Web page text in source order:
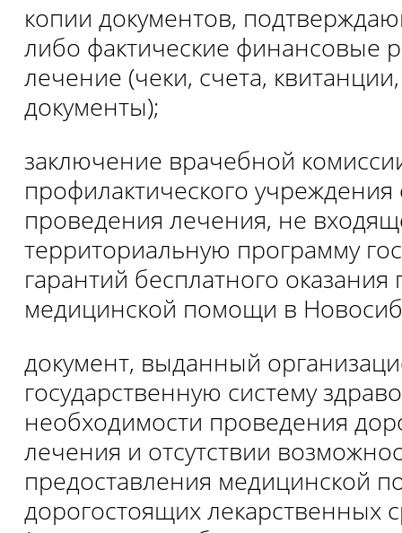
копии документов,
либо фактические финансовые
лечение (чеки, счета,
документы);
заключение врачебной
профилактического
проведения лечения, не
территориальную программу
гарантий бесплатного
медицинской помощи в
документ, выданный
государственную систему
необходимости проведения
лечения и отсутствии
предоставления медицинской
дорогостоящих лекарственных